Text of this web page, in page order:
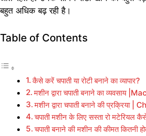
बहुत अधिक बढ़ रही है।
Table of Contents
कैसे करें चपाती या रोटी बनाने का व्यापार?
मशीन द्वारा चपाती बनाने का
मशीन द्वारा चपाती बनाने की
चपाती मशीन के लिए सस्ता रो
चपाती बनाने की मशीन की कीमत